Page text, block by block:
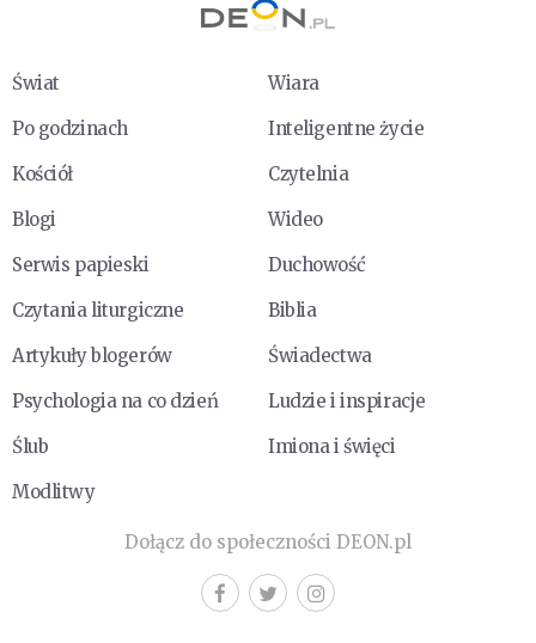
Świat
Wiara
Po godzinach
Inteligentne życie
Kościół
Czytelnia
Blogi
Wideo
Serwis papieski
Duchowość
Czytania liturgiczne
Biblia
Artykuły blogerów
Świadectwa
Psychologia na co dzień
Ludzie i inspiracje
Ślub
Imiona i święci
Modlitwy
Dołącz do społeczności DEON.pl